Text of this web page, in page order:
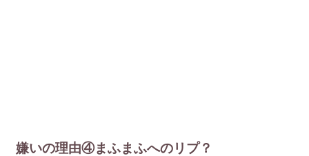
嫌いの理由④まふまふへのリプ？